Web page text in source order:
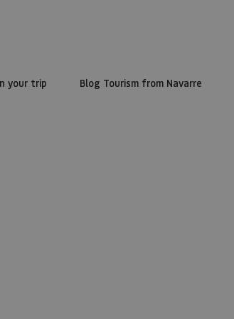
your trip Blog Tourism from Navarre